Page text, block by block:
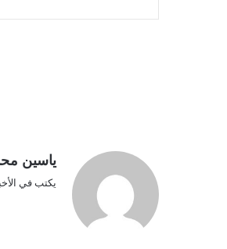
ياسين
يكتب في